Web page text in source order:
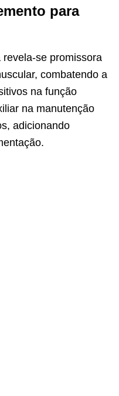
para
se promissora
combatendo a
na função
na manutenção
adicionando